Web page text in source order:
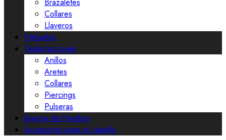
Collares
Llaveros
Pañuelos
Todas las Joyas
Anillos
Aretes
Collares
Piercings
Pulseras
Joyería de Hombre
Accesorios para el cabello